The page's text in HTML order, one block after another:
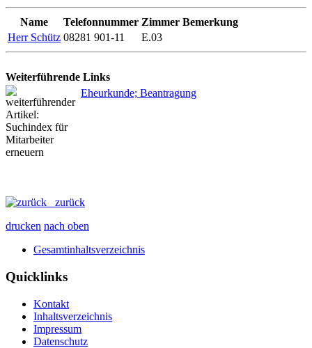
Name Telefonnummer Zimmer Bemerkung
Herr Schütz 08281 901-11 E.03
Weiterführende Links
Eheurkunde; Beantragung
zurück
drucken nach oben
Gesamtinhaltsverzeichnis
Quicklinks
Kontakt
Inhaltsverzeichnis
Impressum
Datenschutz